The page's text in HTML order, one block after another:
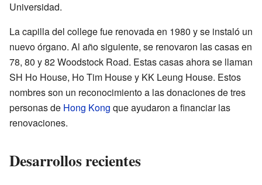
Universidad.
La capilla del college fue renovada en 1980 y se instaló un
nuevo órgano. Al año siguiente, se renovaron las casas en
78, 80 y 82 Woodstock Road. Estas casas ahora se llaman
SH Ho House, Ho Tim House y KK Leung House. Estos
nombres son un reconocimiento a las donaciones de tres
personas de Hong Kong que ayudaron a financiar las
renovaciones.
Desarrollos recientes